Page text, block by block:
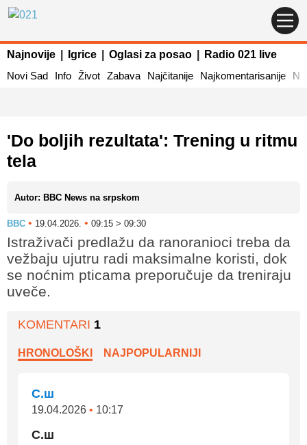
Najnovije Igrice Oglasi za posao
Radio 021 live
Novi Sad
Info Život Zabava Najčitanije Najkomentarisanije
'Do boljih rezultata': Trening u ritmu
tela
Autor: BBC News na srpskom
BBC • 19.04.2026. • 09:15 > 09:30
Istraživači predlažu da ranoranioci treba da
vežbaju ujutru radi maksimalne koristi, dok
se noćnim pticama preporučuje da treniraju
uveče.
KOMENTARI 1
HRONOLOŠKI NAJPOPULARNIJI
С.ш
19.04.2026 • 10:17
С.ш